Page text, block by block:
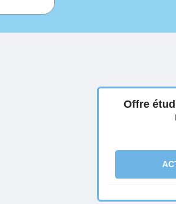
Offre